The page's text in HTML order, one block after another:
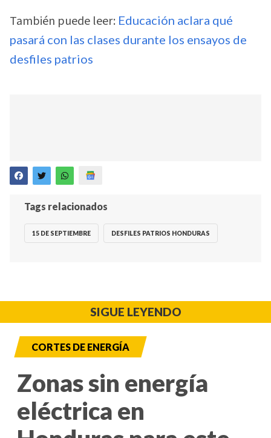
También puede leer: Educación aclara qué
pasará con las clases durante los ensayos de
desfiles patrios
Tags relacionados
15 DE SEPTIEMBRE DESFILES PATRIOS HONDURAS
SIGUE LEYENDO
CORTES DE ENERGÍA
Zonas sin energía
eléctrica en